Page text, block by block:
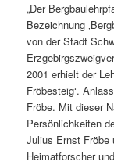
„Der
Bezeichnung
von der Stadt
2001 erhielt der
Fröbesteig‘.
Fröbe. Mit dieser
Persönlichkeiten
Julius Ernst Fröbe
Heimatforscher